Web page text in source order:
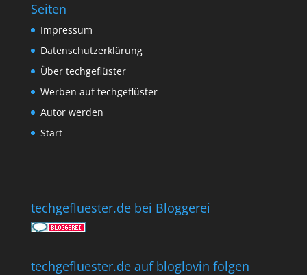
Seiten
Impressum
Datenschutzerklärung
Über techgeflüster
Werben auf techgeflüster
Autor werden
Start
techgefluester.de bei Bloggerei
techgefluester.de auf bloglovin folgen